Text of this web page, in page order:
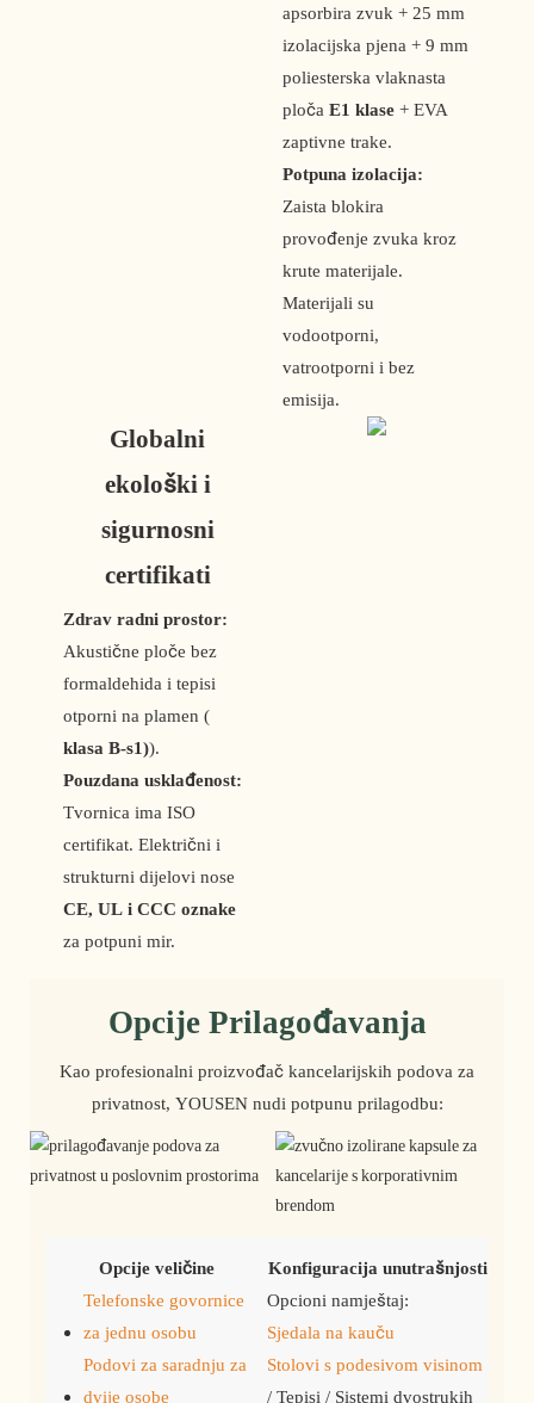
apsorbira zvuk + 25 mm
izolacijska pjena + 9 mm
poliesterska vlaknasta
pločaE1 klase + EVA
zaptivne trake.
Potpuna izolacija:
Zaista blokira
provođenje zvuka kroz
krute materijale.
Materijali su
vodootporni,
vatrootporni i bez
emisija.
Globalni
ekološki i
sigurnosni
certifikati
Zdrav radni prostor:
Akustične ploče bez
formaldehida i tepisi
otporni na plamen (
klasa B-s1)).
Pouzdana usklađenost:
Tvornica ima ISO
certifikat. Električni i
strukturni dijelovi nose
CE, UL i CCC oznake
za potpuni mir.
Opcije Prilagođavanja
Kao profesionalni proizvođač kancelarijskih podova za
privatnost, YOUSEN nudi potpunu prilagodbu:
Opcije veličine
Telefonske govornice
za jednu osobu
Podovi za saradnju za
dvije osobe
Konfiguracija unutrašnjosti
Opcioni namještaj:
Sjedala na kauču
Stolovi s podesivom visinom
/ Tepisi / Sistemi dvostrukih